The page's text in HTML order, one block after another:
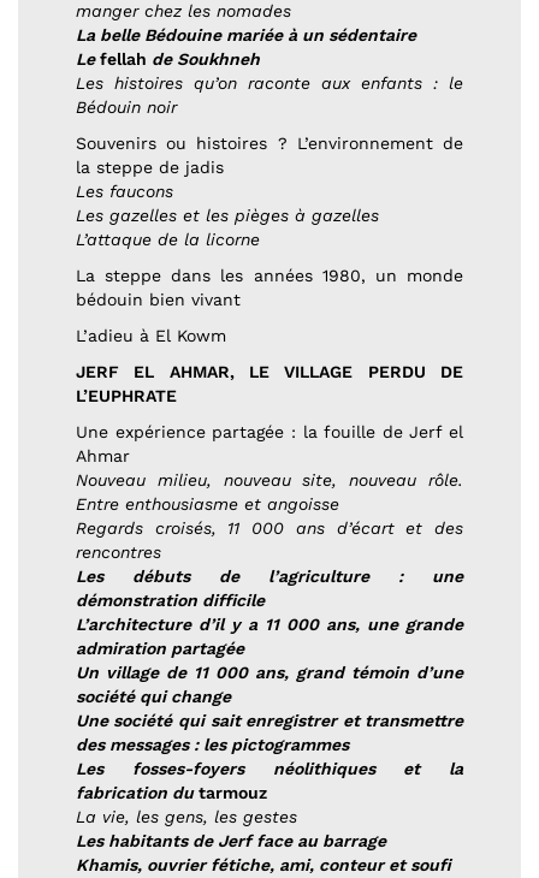
manger chez les nomades
La belle Bédouine mariée à un sédentaire
Lefellah de Soukhneh
Les histoires qu’on raconte aux enfants : le
Bédouin noir
Souvenirs ou histoires ? L’environnement de
la steppe de jadis
Les faucons
Les gazelles et les pièges à gazelles
L’attaque de la licorne
La steppe dans les années 1980, un monde
bédouin bien vivant
L’adieu à El Kowm
JERF EL AHMAR, LE VILLAGE PERDU DE
L’EUPHRATE
Une expérience partagée : la fouille de Jerf el
Ahmar
Nouveau milieu, nouveau site, nouveau rôle.
Entre enthousiasme et angoisse
Regards croisés, 11 000 ans d’écart et des
rencontres
Les débuts de l’agriculture : une
démonstration difficile
L’architecture d’il y a 11 000 ans, une grande
admiration partagée
Un village de 11 000 ans, grand témoin d’une
société qui change
Une société qui sait enregistrer et transmettre
des messages : les pictogrammes
Les fosses-foyers néolithiques et la
fabrication dutarmouz
La vie, les gens, les gestes
Les habitants de Jerf face au barrage
Khamis, ouvrier fétiche, ami, conteur et soufi